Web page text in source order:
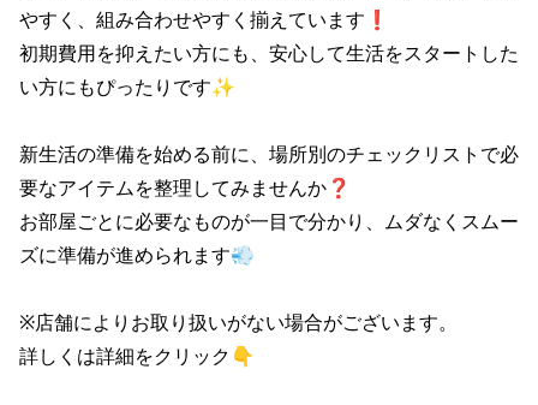
やすく、​組み合わせやすく​揃えています❗
​初期費用を​抑えたい方にも、​安心して​生活を​スタートした
い方にも​ぴったりです✨
新生活の準備を始める前に、場所別のチェックリストで必
要なアイテムを整理してみませんか❓
お部屋ごとに必要なものが一目で分かり、ムダなくスムー
ズに準備が進められます💨
※店舗によりお取り扱いがない場合がございます。
詳しくは詳細をクリック👇